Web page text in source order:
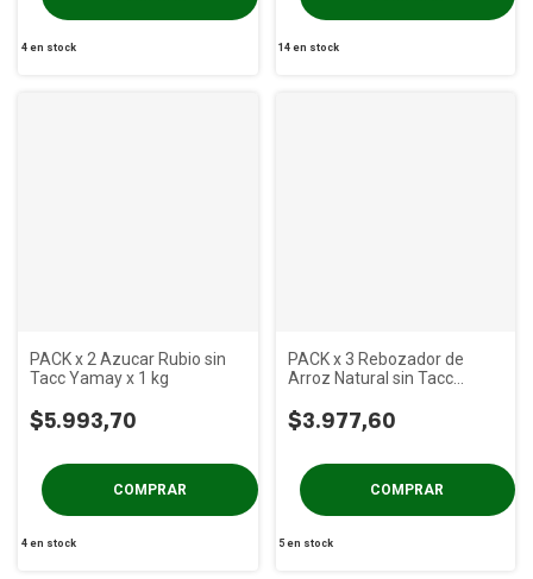
4en stock 14 en stock
PACK x 2 Azucar Rubio sin
Tacc Yamay x 1 kg
$5.993,70
4en stock
PACK x 3 Rebozador de
Arroz Natural sin Tacc
$3.977,60
5 en stock